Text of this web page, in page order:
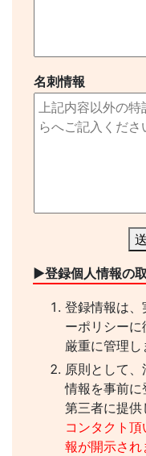
名刺情報
▶︎登録個人情報の
登録情報は
ーポリシーに
厳重に管理し
原則として
情報を事前に
第三者に提供
コンタクト
報が開示され